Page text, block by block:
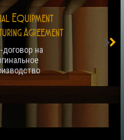
Equipment
Agreement
договор на